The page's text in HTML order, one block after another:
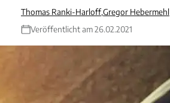
Thomas Ranki-Harloff,Gregor Hebermehl
Veröffentlicht am 26.02.2021